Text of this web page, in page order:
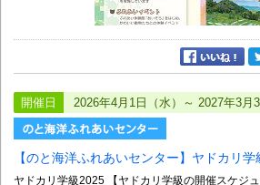
開催日 2026年4月1日（水）～ 2027年3月
【のと海洋ふれあいセンター】ヤドカリ
ヤドカリ学級2025 【ヤドカリ学級の開催スケジ